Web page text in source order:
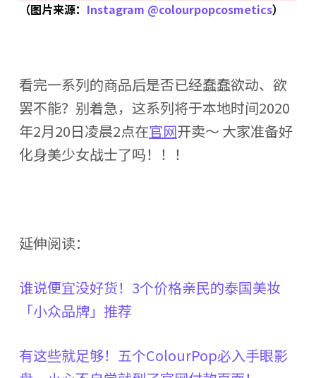
（图片来源： Instagram @colourpopcosmetics）
看完一系列的商品后是否已经蠢蠢欲动、欲
罢不能？别着急，这系列将于本地时间2020
年2月20日凌晨2点在官网开卖～ 大家准备好
化身美少女战士了吗！！！
延伸阅读：
谁说便宜没好货！ 3个价格亲民的泰国美妆
「小众品牌」推荐
有这些就足够！五个ColourPop必入手眼影